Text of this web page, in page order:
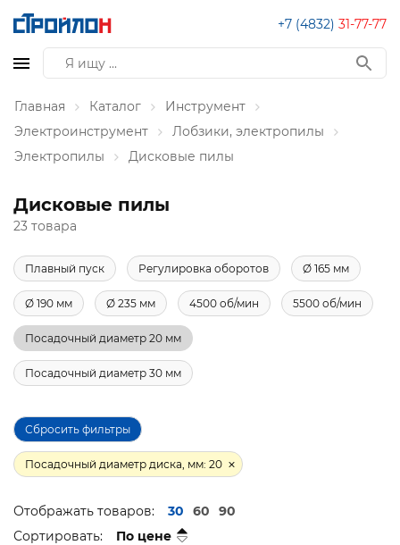
+7 (4832) 31-77-77
Главная Каталог
Инструмент
Электроинструмент
Лобзики, электропилы
Электропилы
Дисковые пилы
Дисковые пилы
23 товара
Плавный пуск Регулировка оборотов Ø 165 мм
Ø 190 мм Ø 235 мм 4500 об/мин 5500 об/мин
Посадочный диаметр 20 мм
Посадочный диаметр 30 мм
Сбросить фильтры
Посадочный диаметр диска, мм: 20
Отображать товаров: 30 60
90
Сортировать:
По цене